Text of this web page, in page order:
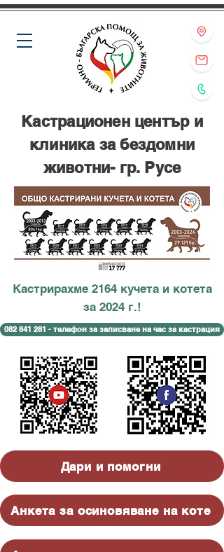
Кастрирахме 2164 кучета и котета
за 2024 г.!
082 841 281 - телефон за записване на час за кастрация
Кастрационен център и
клиника за бездомни
животни- гр. Русе
Дари и помогни
Анкета за осиновяване на коте